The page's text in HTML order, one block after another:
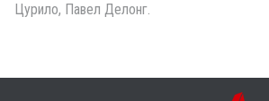
Цурило, Павел Делонг.